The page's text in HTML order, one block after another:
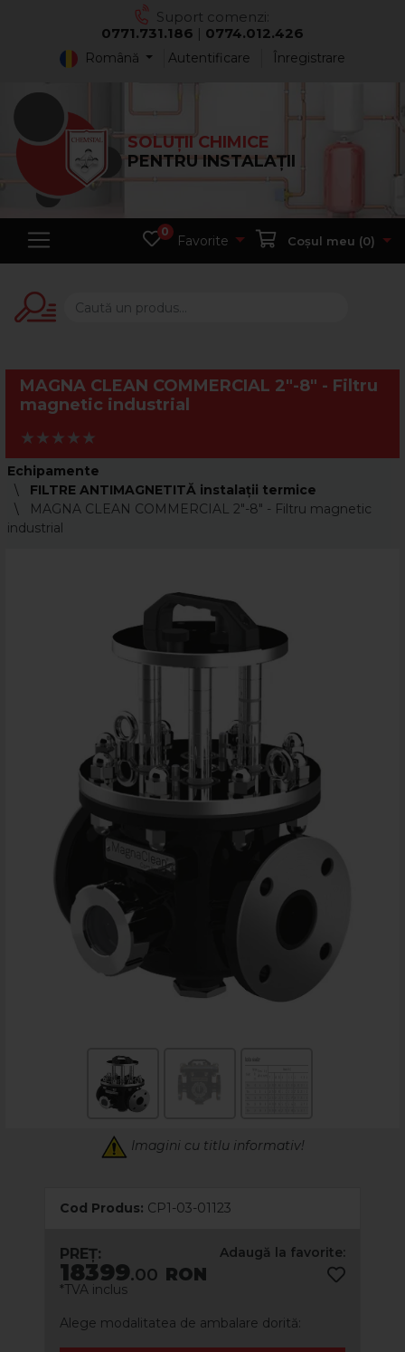
Suport comenzi:
0771.731.186 | 0774.012.426
Română Autentificare Înregistrare
SOLUȚII CHIMICE
PENTRU INSTALAȚII
0
Favorite Coșul meu (0)
MAGNA CLEAN COMMERCIAL 2"-8" - Filtru
magnetic industrial
Echipamente
FILTRE ANTIMAGNETITĂ instalaţii termice
MAGNA CLEAN COMMERCIAL 2"-8" - Filtru magnetic
industrial
Imagini cu titlu informativ!
Cod Produs: CP1-03-01123
Adaugă la favorite:
PREȚ:
18399.00 RON
*TVA inclus
Alege modalitatea de ambalare dorită: